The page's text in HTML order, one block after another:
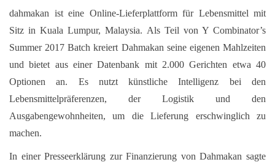
dahmakan ist eine Online-Lieferplattform für Lebensmittel mit
Sitz in Kuala Lumpur, Malaysia. Als Teil von Y Combinator’s
Summer 2017 Batch kreiert Dahmakan seine eigenen Mahlzeiten
und bietet aus einer Datenbank mit 2.000 Gerichten etwa 40
Optionen an. Es nutzt künstliche Intelligenz bei den
Lebensmittelpräferenzen, der Logistik und den
Ausgabengewohnheiten, um die Lieferung erschwinglich zu
machen.
In einer Presseerklärung zur Finanzierung von Dahmakan sagte